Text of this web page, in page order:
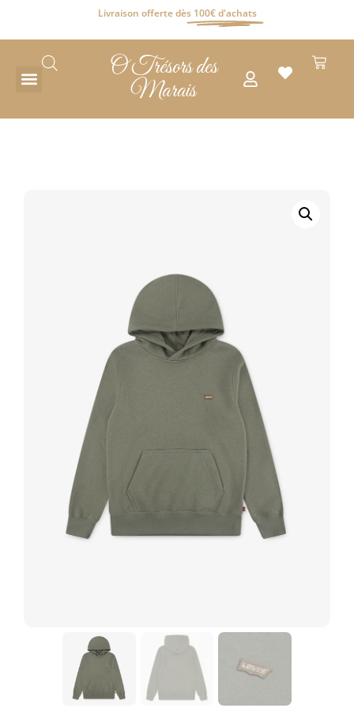
Livraison offerte dès 100€ d'achats
O Trésors des
Marais